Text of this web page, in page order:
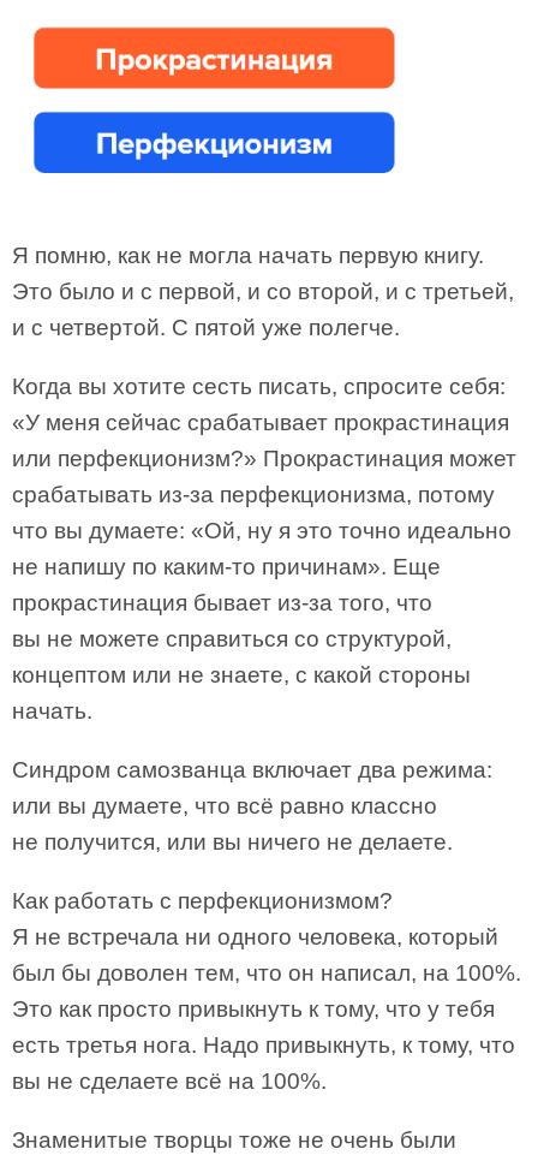
Я помню, как не могла начать первую книгу.
Это было и с первой, и со второй, и с третьей,
и с четвертой. С пятой уже полегче.
Когда вы хотите сесть писать, спросите себя:
«У меня сейчас срабатывает прокрастинация
или перфекционизм?» Прокрастинация может
срабатывать из-за перфекционизма, потому
что вы думаете: «Ой, ну я это точно идеально
не напишу по каким-то причинам». Еще
прокрастинация бывает из-за того, что
вы не можете справиться со структурой,
концептом или не знаете, с какой стороны
начать.
Синдром самозванца включает два режима:
или вы думаете, что всё равно классно
не получится, или вы ничего не делаете.
Как работать с перфекционизмом?
Я не встречала ни одного человека, который
был бы доволен тем, что он написал, на 100%.
Это как просто привыкнуть к тому, что у тебя
есть третья нога. Надо привыкнуть, к тому, что
вы не сделаете всё на 100%.
Знаменитые творцы тоже не очень были